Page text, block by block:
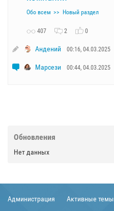
Обо всем Новый раздел
407 2 0
Андений 00:16, 04.03.2025
Марсези 00:44, 04.03.2025
Обновления
Нет данных
Администрация Активные темы